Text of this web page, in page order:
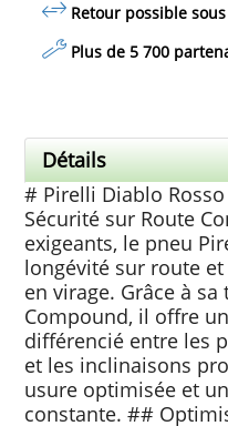
Retour possible
Plus de 5 700
Détails
# Pirelli Diablo
Sécurité sur Route
exigeants, le pneu
longévité sur route
en virage. Grâce à
Compound, il offre
différencié entre les
et les inclinaisons
usure optimisée et
constante. ##